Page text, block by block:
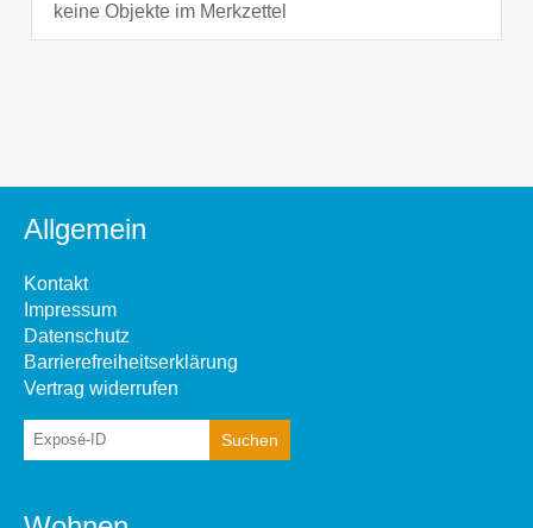
keine Objekte im Merkzettel
Allgemein
Kontakt
Impressum
Datenschutz
Barrierefreiheitserklärung
Vertrag widerrufen